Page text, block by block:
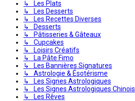
↳ Les Plats
↳ Les Desserts
↳ Les Recettes Diverses
↳ Desserts
↳ Pâtisseries & Gâteaux
↳ Cupcakes
↳ Loisirs Créatifs
↳ La Pâte Fimo
↳ Les Bannières Signatures
↳ Astrologie & Ésotérisme
↳ Les Signes Astrologiques
↳ Les Signes Astrologiques Chinois
↳ Les Rêves